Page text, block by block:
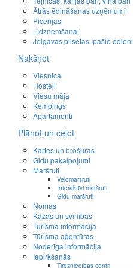
Ātrās ēdināšanas uzņēmumi
Picērijas
Līdzņemšanai
Jelgavas pilsētas īpašie ēdieni
Nakšņot
Viesnīca
Hosteļi
Viesu māja
Kempings
Apartamenti
Plānot un ceļot
Kartes un brošūras
Gidu pakalpojumi
Maršruti
Velomaršruti
Interaktīvi maršruti
Gidu maršruti
Nomas
Kāzas un svinības
Tūrisma informācija
Tūrisma aģentūras
Noderīga informācija
Iepirkšanās
Tirdzniecības centri